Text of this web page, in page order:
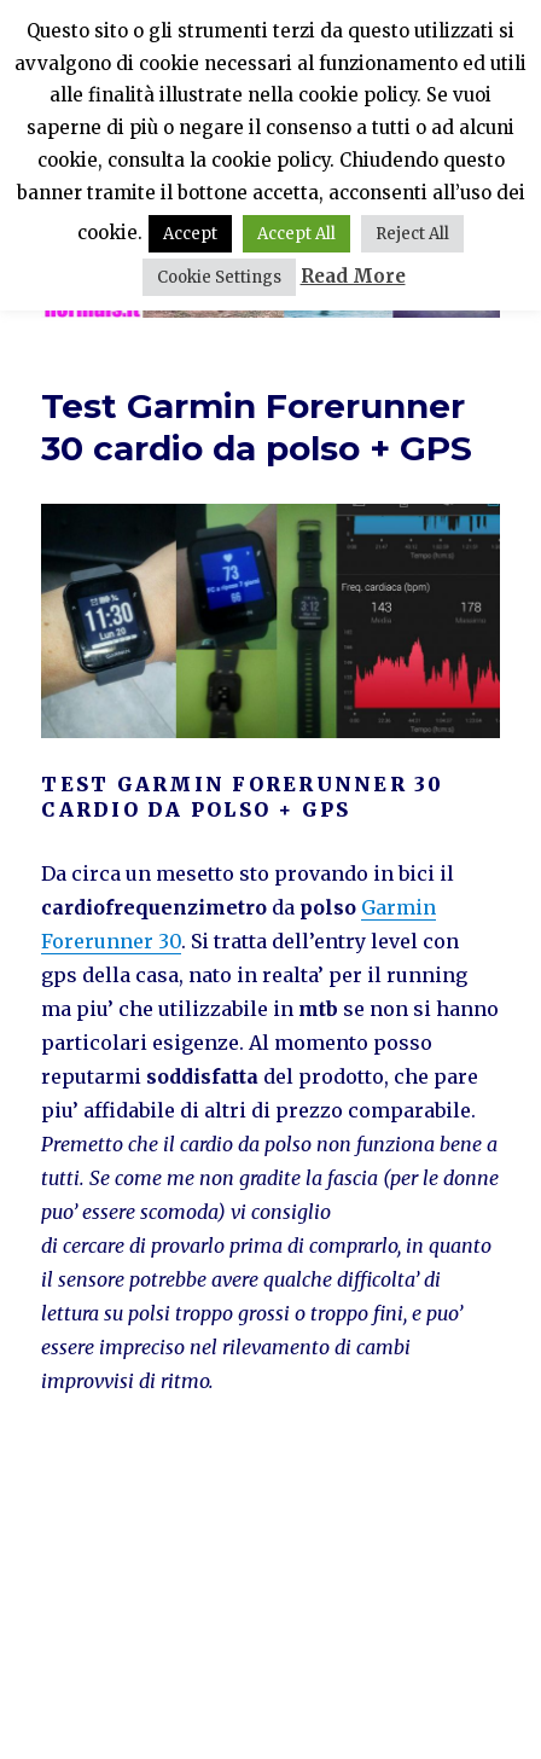
PercheNONEssereNormali?
MENU
Test Garmin Forerunner
30 cardio da polso + GPS
TEST GARMIN FORERUNNER 30
CARDIO DA POLSO + GPS
Da circa un mesetto sto provando in bici il
cardiofrequenzimetro da polso Garmin
Forerunner 30. Si tratta dell’entry level con
gps della casa, nato in realta’ per il running
ma piu’ che utilizzabile in mtb se non si hanno
particolari esigenze. Al momento posso
reputarmi soddisfatta del prodotto, che pare
piu’ affidabile di altri di prezzo comparabile.
Premetto che il cardio da polso non funziona bene a
tutti. Se come me non gradite la fascia (per le donne
puo’ essere scomoda) vi consiglio
di cercare di provarlo prima di comprarlo, in quanto
il sensore potrebbe avere qualche difficolta’ di
lettura su polsi troppo grossi o troppo fini, e puo’
essere impreciso nel rilevamento di cambi
improvvisi di ritmo.
Questo sito o gli strumenti terzi da questo utilizzati si
avvalgono di cookie necessari al funzionamento ed utili
alle finalità illustrate nella cookie policy. Se vuoi
saperne di più o negare il consenso a tutti o ad alcuni
cookie, consulta la cookie policy. Chiudendo questo
banner tramite il bottone accetta, acconsenti all’uso dei
cookie.
Accept Accept All Reject All
Cookie Settings Read More